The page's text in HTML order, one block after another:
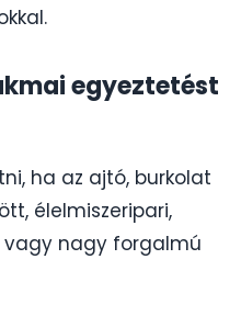
egyeztetést
ha az ajtó, burkolat
élelmiszeripari,
vagy nagy forgalmú